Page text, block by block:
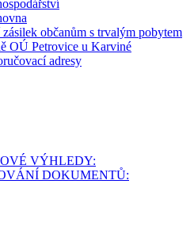
občanům s trvalým pobytem
OÚ Petrovice u Karviné
adresy
VÝHLEDY:
DOKUMENTŮ: